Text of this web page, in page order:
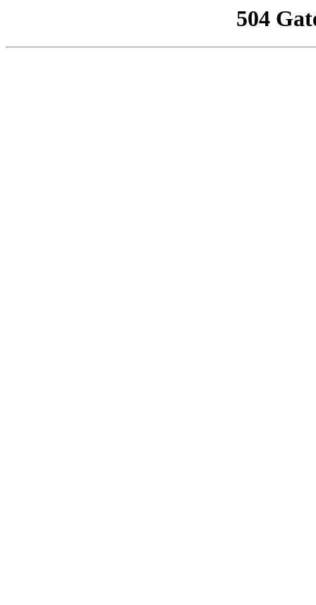
504